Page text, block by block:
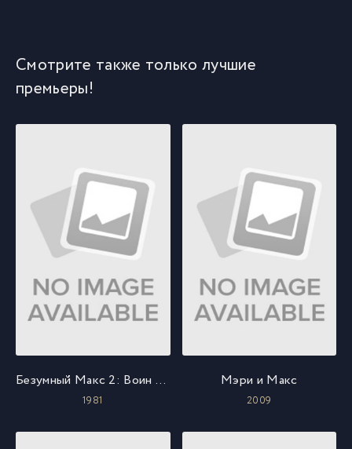
Смотрите также только лучшие
премьеры!
Безумный Макс 2: Воин дороги
1981
Мэри и Макс
2009